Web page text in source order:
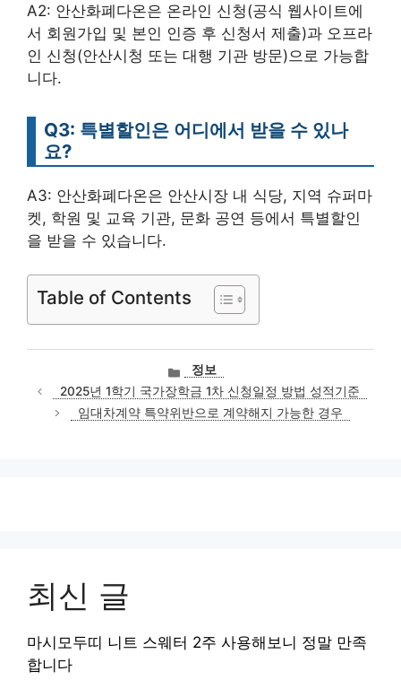
A2: 안산화폐다온은 온라인 신청(공식 웹사이트에
서 회원가입 및 본인 인증 후 신청서 제출)과 오프라
인 신청(안산시청 또는 대행 기관 방문)으로 가능합
니다.
Q3: 특별할인은 어디에서 받을 수 있나
요?
A3: 안산화폐다온은 안산시장 내 식당, 지역 슈퍼마
켓, 학원 및 교육 기관, 문화 공연 등에서 특별할인
을 받을 수 있습니다.
Table of Contents
카
테
고
리
정보
2025년 1학기 국가장학금 1차 신청일정 방법 성적기준
임대차계약 특약위반으로 계약해지 가능한 경우
최신 글
마시모두띠 니트 스웨터 2주 사용해보니 정말 만족
합니다